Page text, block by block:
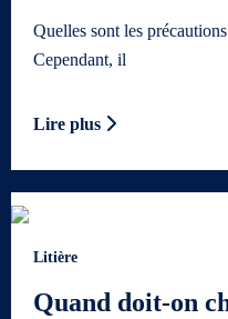
Quelles sont les
Cependant, il
Lire plus
Litière
Quand doit-on